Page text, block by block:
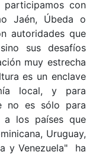
con
Jaén, Úbeda o
autoridades que
sus desafíos
muy estrecha
es un enclave
local, y para
no es sólo para
a los países que
Uruguay,
y Venezuela" ha